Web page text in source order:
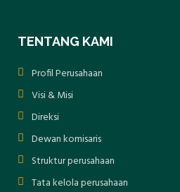
TENTANG KAMI
Profil Perusahaan
Visi & Misi
Direksi
Dewan komisaris
Struktur perusahaan
Tata kelola perusahaan